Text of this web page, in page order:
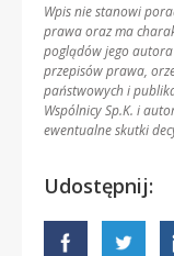
Wpis nie stanowi
prawa oraz ma
poglądów jego
przepisów prawa,
państwowych i
Wspólnicy Sp.K. i
ewentualne skutki
Udostępnij: